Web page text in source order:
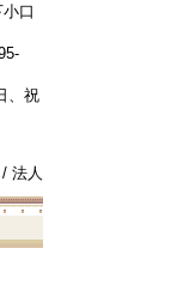
口
、祝
法人